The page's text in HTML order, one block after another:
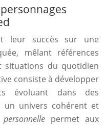
leur succès sur une
mêlant références
situations du quotidien
consiste à développer
évoluant dans des
un univers cohérent et
permet aux